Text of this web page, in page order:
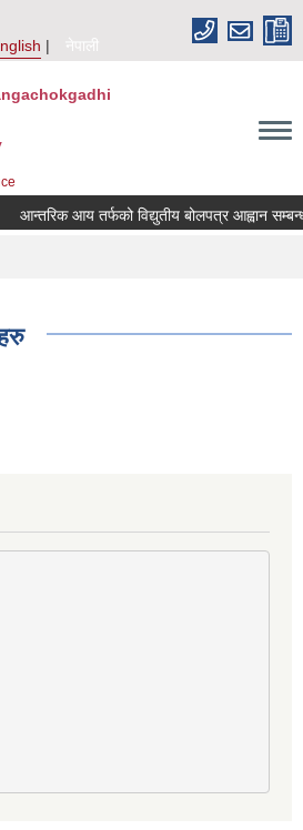
नेपाली
आन्तरिक आय तर्फको विद्युतीय बोलपत्र आह्वान सम्बन्धी